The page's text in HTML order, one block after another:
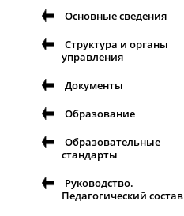
Основные сведения
Структура и органы
управления
Документы
Образование
Образовательные
стандарты
Руководство.
Педагогический состав